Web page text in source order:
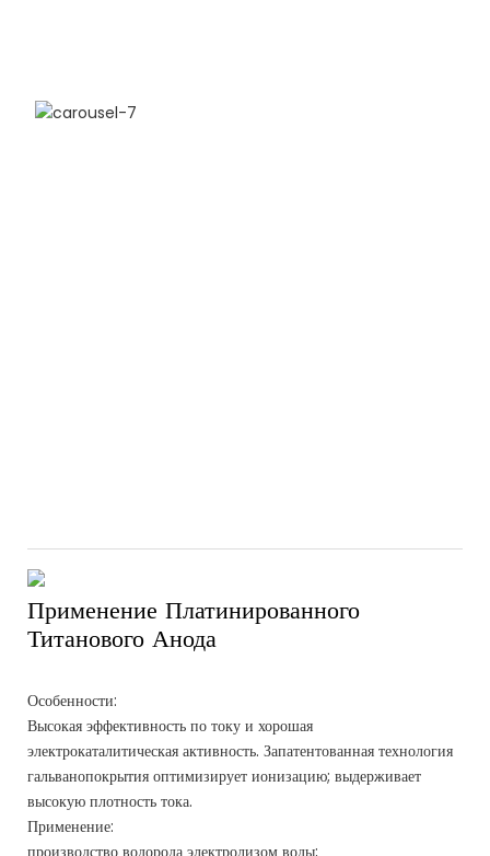
Применение Платинированного
Титанового Анода
Особенности:
Высокая эффективность по току и хорошая
электрокаталитическая активность. Запатентованная технология
гальванопокрытия оптимизирует ионизацию; выдерживает
высокую плотность тока.
Применение: